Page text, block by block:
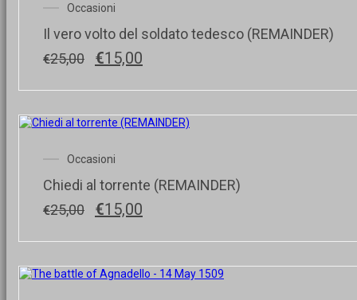
Occasioni
Il vero volto del soldato tedesco (REMAINDER)
€25,00
Il
originale
€25,00.
€15,00
attuale
€15,00.
Occasioni
Chiedi al torrente (REMAINDER)
€25,00
Il
originale
€25,00.
€15,00
attuale
€15,00.